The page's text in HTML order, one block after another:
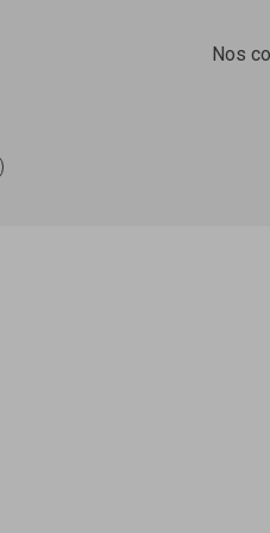
Nos
Afficher les informations d'aide à la